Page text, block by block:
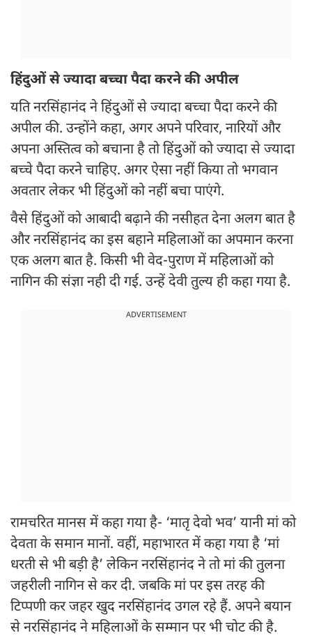
हिंदुओं से ज्यादा बच्चा पैदा करने की अपील
यति नरसिंहानंद ने हिंदुओं से ज्यादा बच्चा पैदा करने की
अपील की. उन्होंने कहा, अगर अपने परिवार, नारियों और
अपना अस्तित्व को बचाना है तो हिंदुओं को ज्यादा से ज्यादा
बच्चे पैदा करने चाहिए. अगर ऐसा नहीं किया तो भगवान
अवतार लेकर भी हिंदुओं को नहीं बचा पाएंगे.
वैसे हिंदुओं को आबादी बढ़ाने की नसीहत देना अलग बात है
और नरसिंहानंद का इस बहाने महिलाओं का अपमान करना
एक अलग बात है. किसी भी वेद-पुराण में महिलाओं को
नागिन की संज्ञा नही दी गई. उन्हें देवी तुल्य ही कहा गया है.
ADVERTISEMENT
रामचरित मानस में कहा गया है- ‘मातृ देवो भव’ यानी मां को
देवता के समान मानों. वहीं, महाभारत में कहा गया है ‘मां
धरती से भी बड़ी है’ लेकिन नरसिंहानंद ने तो मां की तुलना
जहरीली नागिन से कर दी. जबकि मां पर इस तरह की
टिप्पणी कर जहर खुद नरसिंहानंद उगल रहे हैं. अपने बयान
से नरसिंहानंद ने महिलाओं के सम्मान पर भी चोट की है.